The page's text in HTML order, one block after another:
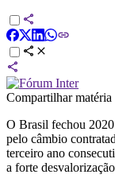
Compartilhar matéria
O Brasil fechou
pelo câmbio
terceiro ano
a forte